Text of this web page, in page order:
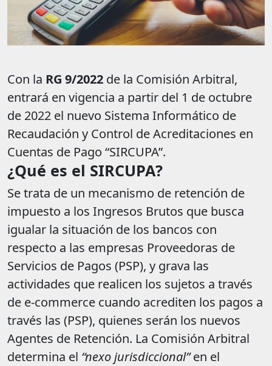
Con la RG 9/2022 de la Comisión Arbitral,
entrará en vigencia a partir del 1 de octubre
de 2022 el nuevo Sistema Informático de
Recaudación y Control de Acreditaciones en
Cuentas de Pago “SIRCUPA”.
¿Qué es el SIRCUPA?
Se trata de un mecanismo de retención de
impuesto a los Ingresos Brutos que busca
igualar la situación de los bancos con
respecto a las empresas Proveedoras de
Servicios de Pagos (PSP), y grava las
actividades que realicen los sujetos a través
de e-commerce cuando acrediten los pagos a
través las (PSP), quienes serán los nuevos
Agentes de Retención. La Comisión Arbitral
determina el “nexo jurisdiccional”en el